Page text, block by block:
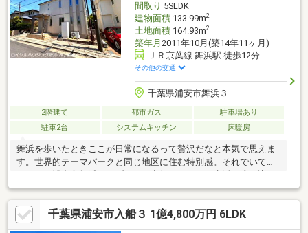
間取り 5SLDK
建物面積133.99m2
土地面積164.93m2
築年月 2011年10月(築14年11ヶ月)
ＪＲ京葉線 舞浜駅 徒歩12分
その他の交通
千葉県浦安市舞浜３
2階建て 都市ガス
駐車場あり
駐車2台
システムキッチン 床暖房
舞浜を歩いたときここが日常になるって贅沢だなと本気で思えま
す。世界的テーマパークと同じ地区に住む特別感。それでいてベ
イエリア浦安市舞浜はリゾートの空気がそのまま生活に溶け込む
街です。朝の散歩でも夜の帰り道でもふと心が軽くなる日常の一
部になる――これがこのエリアの最大の価値。四季の彩りが豊かで
街全体がゆったりと整えられた住環境。楽しさと安らぎが同時に
手に入る舞浜は住むほどに魅力が増すロケーションです。浦安は
千葉県浦安市入船３ 1億4,800万円 6LDK